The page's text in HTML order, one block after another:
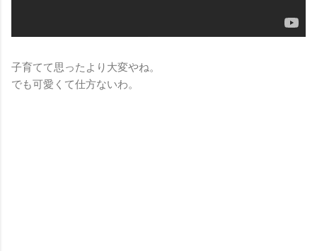
子育てて思ったより大変やね。
でも可愛くて仕方ないわ。